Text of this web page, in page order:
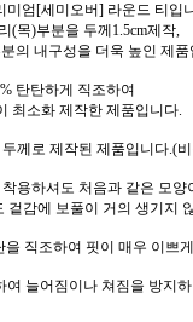
미엄[세미오버] 라운드 티입
(목)부분을 두께1.5cm제작,
의 내구성을 더욱 높인 제품
탄탄하게 직조하여
최소화 제작한 제품입니다.
께로 제작된 제품입니다.(
용하셔도 처음과 같은 모양
겉감에 보풀이 거의 생기지
직조하여 핏이 매우 이쁘
늘어짐이나 쳐짐을 방지